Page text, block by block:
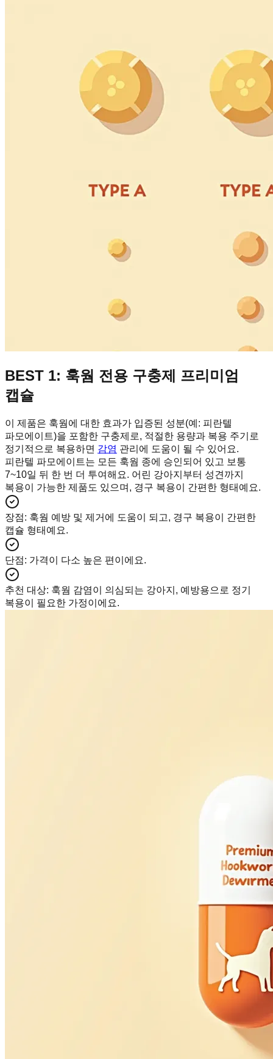
BEST 1: 훅웜 전용 구충제 프리미엄
캡슐
이 제품은 훅웜에 대한 효과가 입증된 성분(예: 피란텔
파모에이트)을 포함한 구충제로, 적절한 용량과 복용 주기로
정기적으로 복용하면 감염 관리에 도움이 될 수 있어요.
피란텔 파모에이트는 모든 훅웜 종에 승인되어 있고 보통
7~10일 뒤 한 번 더 투여해요. 어린 강아지부터 성견까지
복용이 가능한 제품도 있으며, 경구 복용이 간편한 형태예요.
장점: 훅웜 예방 및 제거에 도움이 되고, 경구 복용이 간편한
캡슐 형태예요.
단점: 가격이 다소 높은 편이에요.
추천 대상: 훅웜 감염이 의심되는 강아지, 예방용으로 정기
복용이 필요한 가정이에요.